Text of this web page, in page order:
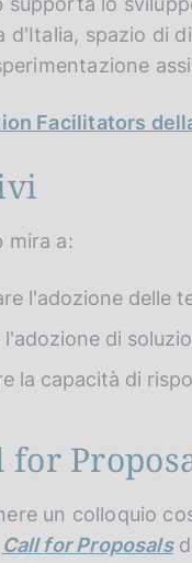
d'Italia, spazio di
Facilitators
mira a:
l'adozione delle
di
la capacità di
for
un colloquio
Call for Proposals